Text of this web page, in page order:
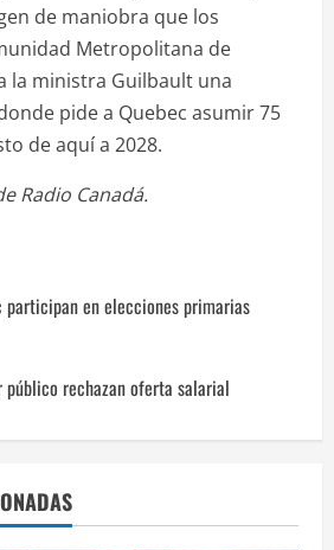
de maniobra que los
Metropolitana de
la ministra Guilbault una
pide a Quebec asumir 75
de aquí a 2028.
Radio Canadá.
participan en elecciones primarias
público rechazan oferta salarial